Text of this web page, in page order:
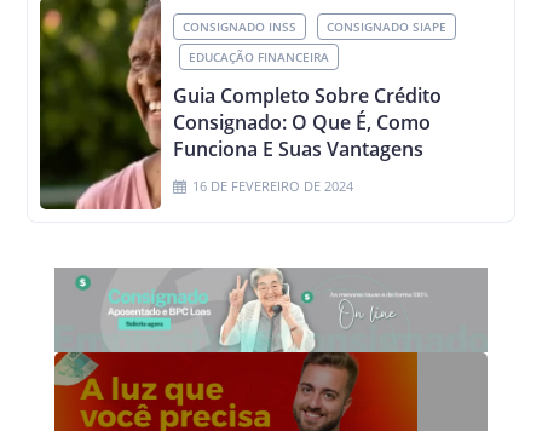
CONSIGNADO INSS
CONSIGNADO SIAPE
EDUCAÇÃO FINANCEIRA
Guia Completo Sobre Crédito
Consignado: O Que É, Como
Funciona E Suas Vantagens
16 DE FEVEREIRO DE 2024